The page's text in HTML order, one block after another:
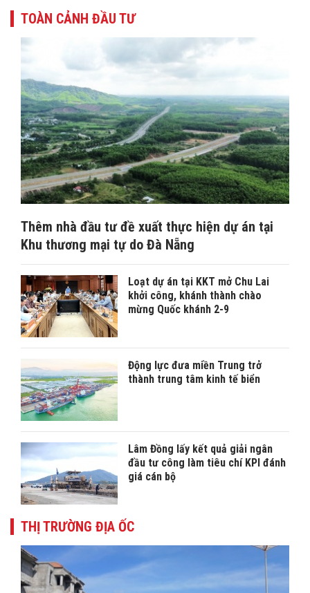
TOÀN CẢNH ĐẦU TƯ
Thêm nhà đầu tư đề xuất thực hiện dự án tại
Khu thương mại tự do Đà Nẵng
Loạt dự án tại KKT mở Chu Lai
khởi công, khánh thành chào
mừng Quốc khánh 2-9
Động lực đưa miền Trung trở
thành trung tâm kinh tế biển
Lâm Đồng lấy kết quả giải ngân
đầu tư công làm tiêu chí KPI đánh
giá cán bộ
THỊ TRƯỜNG ĐỊA ỐC